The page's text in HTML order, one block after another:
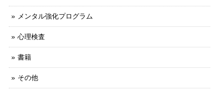
メンタル強化プログラム
心理検査
書籍
その他